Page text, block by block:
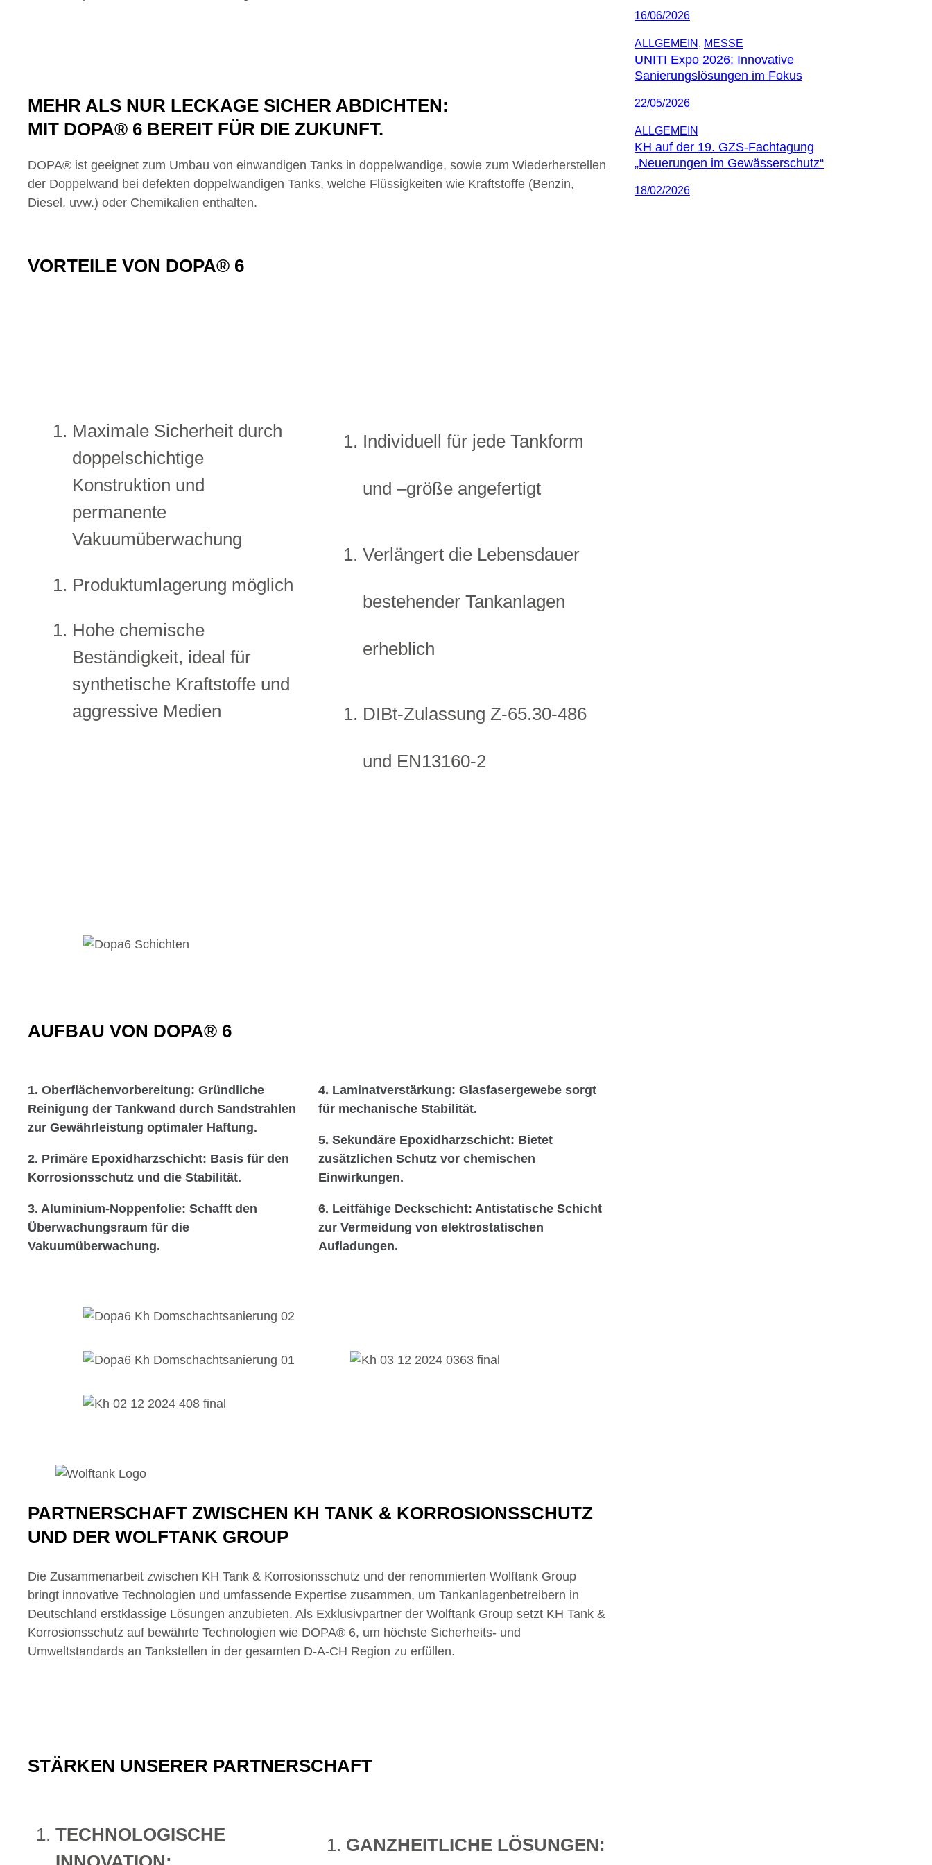
MEHR ALS NUR LECKAGE SICHER ABDICHTEN:
MIT DOPA® 6 BEREIT FÜR DIE ZUKUNFT.
DOPA® ist geeignet zum Umbau von einwandigen Tanks in doppelwandige, sowie zum Wiederherstellen
der Doppelwand bei defekten doppelwandigen Tanks, welche Flüssigkeiten wie Kraftstoffe (Benzin,
Diesel, uvw.) oder Chemikalien enthalten.
VORTEILE VON DOPA® 6
Maximale Sicherheit durch
doppelschichtige
Konstruktion und
permanente
Vakuumüberwachung
Produktumlagerung möglich
Hohe chemische
Beständigkeit, ideal für
synthetische Kraftstoffe und
aggressive Medien
Individuell für jede Tankform
und –größe angefertigt
Verlängert die Lebensdauer
bestehender Tankanlagen
erheblich
DIBt-Zulassung Z-65.30-486
und EN13160-2
AUFBAU VON DOPA® 6
1. Oberflächenvorbereitung: Gründliche
Reinigung der Tankwand durch Sandstrahlen
zur Gewährleistung optimaler Haftung.
2. Primäre Epoxidharzschicht: Basis für den
Korrosionsschutz und die Stabilität.
3. Aluminium-Noppenfolie: Schafft den
Überwachungsraum für die
Vakuumüberwachung.
4. Laminatverstärkung: Glasfasergewebe sorgt
für mechanische Stabilität.
5. Sekundäre Epoxidharzschicht: Bietet
zusätzlichen Schutz vor chemischen
Einwirkungen.
6. Leitfähige Deckschicht: Antistatische Schicht
zur Vermeidung von elektrostatischen
Aufladungen.
PARTNERSCHAFT ZWISCHEN KH TANK & KORROSIONSSCHUTZ
UND DER WOLFTANK GROUP
Die Zusammenarbeit zwischen KH Tank & Korrosionsschutz und der renommierten Wolftank Group
bringt innovative Technologien und umfassende Expertise zusammen, um Tankanlagenbetreibern in
Deutschland erstklassige Lösungen anzubieten. Als Exklusivpartner der Wolftank Group setzt KH Tank &
Korrosionsschutz auf bewährte Technologien wie DOPA® 6, um höchste Sicherheits- und
Umweltstandards an Tankstellen in der gesamten D-A-CH Region zu erfüllen.
STÄRKEN UNSERER PARTNERSCHAFT
TECHNOLOGISCHE
GANZHEITLICHE LÖSUNGEN:
16/06/2026
ALLGEMEIN , MESSE
UNITI Expo 2026: Innovative
Sanierungslösungen im Fokus
22/05/2026
ALLGEMEIN
KH auf der 19. GZS-Fachtagung
„Neuerungen im Gewässerschutz“
18/02/2026